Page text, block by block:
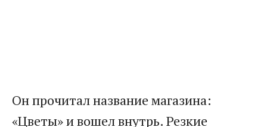
Он прочитал название магазина:
«Цветы» и вошел внутрь. Резкие